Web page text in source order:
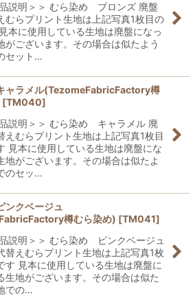
説明＞＞ むら染め ブロンズ 廃盤
むらプリント生地は上記写真1枚目の
本に使用している生地は廃盤になっ
がございます。その場合は似たよう
セット…
ャラメル(TezomeFabricFactory樽
[TM040]
説明＞＞ むら染め キャラメル 廃
えむらプリント生地は上記写真1枚目
見本に使用している生地は廃盤にな
地がございます。その場合は似たよ
のセッ…
ンクベージュ
樽むら染め) [TM041]
説明＞＞ むら染め ピンクベージュ
替えむらプリント生地は上記写真1枚
す 見本に使用している生地は廃盤に
生地がございます。その場合は似た
での…